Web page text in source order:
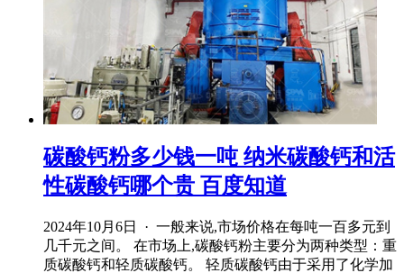
碳酸钙粉多少钱一吨 纳米碳酸钙和活
性碳酸钙哪个贵 百度知道
2024年10月6日 · 一般来说,市场价格在每吨一百多元到
几千元之间。 在市场上,碳酸钙粉主要分为两种类型：重
质碳酸钙和轻质碳酸钙。 轻质碳酸钙由于采用了化学加